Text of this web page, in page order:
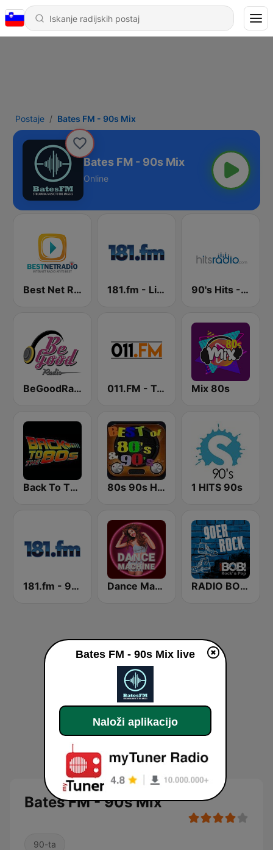
Postaje Bates FM - 90s Mix
Bates FM - 90s Mix
Online
Best Net Radio - 80s and 90s Mix 181.fm - Lite 90's 90's Hits - Hits Radio
BeGoodRadio - 80s Pop Rock 011.FM - Totally 90s Mix 80s
Back To The 80's Radio 80s 90s Hits Radio 1 HITS 90s
181.fm - 90's Dance Dance Machine RADIO BOB! 90er Rock
Bates FM - 90s Mix
90-ta
Bates FM - 90s Mix live
Naloži aplikacijo